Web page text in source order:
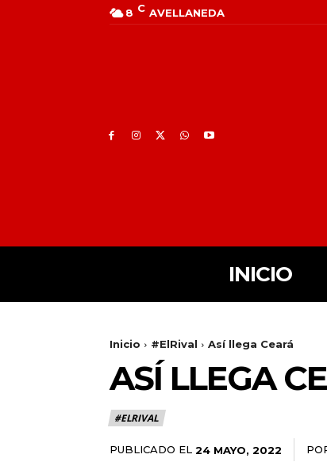
8 C AVELLANEDA
INICIO
Inicio #ElRival Así llega Ceará
ASÍ LLEGA
#ELRIVAL
PUBLICADO EL 24 MAYO, 2022